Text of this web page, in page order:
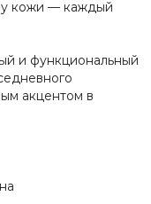
кожи — каждый
и функциональный
акцентом в